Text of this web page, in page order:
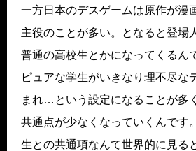
一方日本のデスゲームは原作が漫
主役のことが多い。となると登場
普通の高校生とかになってくるん
ピュアな学生がいきなり理不尽な
まれ…という設定になることが多
共通点が少なくなっていくんです
生との共通項なんて世界的に見る